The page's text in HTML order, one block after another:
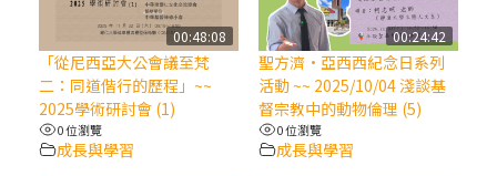
2025/10/10【萬物讚頌頌歌 – 太陽與生態音
樂會】紀念聖方濟與已逝教宗方濟各（上）
(9完結)黃敏正主教帶你做【將臨期避靜】—
匝凱的「新生命」：利他與內化
00:48:08
「從尼西亞大公會議至梵
二：同道偕行的歷程」~~
2025學術研討會 (1)
0 位瀏覽
成長與學習
00:24:42
聖方濟·亞西西紀念日系列
活動 ~~ 2025/10/04 淺談基
督宗教中的動物倫理 (5)
0 位瀏覽
成長與學習